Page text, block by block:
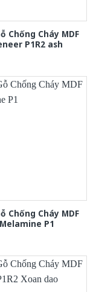
Chống Cháy MDF
P1R2 ash
Chống Cháy MDF
Melamine P1